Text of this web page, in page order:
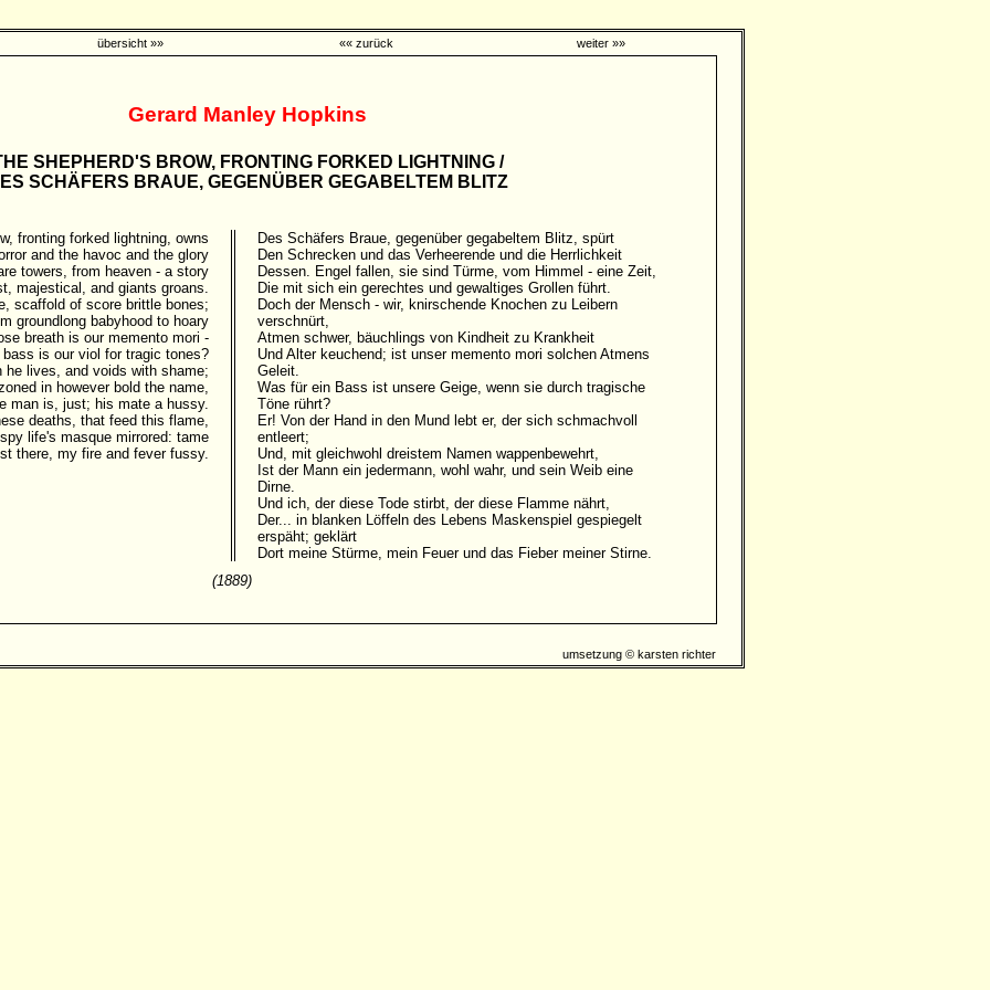
übersicht »» «« zurück weiter »»
Gerard Manley Hopkins
SHEPHERD'S BROW, FRONTING FORKED LIGHTNING /
SCHÄFERS BRAUE, GEGENÜBER GEGABELTEM BLITZ
fronting forked lightning, owns
and the havoc and the glory
towers, from heaven - a story
majestical, and giants groans.
scaffold of score brittle bones;
groundlong babyhood to hoary
breath is our memento mori -
bass is our viol for tragic tones?
he lives, and voids with shame;
in however bold the name,
man is, just; his mate a hussy.
deaths, that feed this flame,
life's masque mirrored: tame
there, my fire and fever fussy.
Des Schäfers Braue, gegenüber gegabeltem Blitz, spürt
Den Schrecken und das Verheerende und die Herrlichkeit
Dessen. Engel fallen, sie sind Türme, vom Himmel - eine Zeit,
Die mit sich ein gerechtes und gewaltiges Grollen führt.
Doch der Mensch - wir, knirschende Knochen zu Leibern
verschnürt,
Atmen schwer, bäuchlings von Kindheit zu Krankheit
Und Alter keuchend; ist unser memento mori solchen Atmens
Geleit.
Was für ein Bass ist unsere Geige, wenn sie durch tragische
Töne rührt?
Er! Von der Hand in den Mund lebt er, der sich schmachvoll
entleert;
Und, mit gleichwohl dreistem Namen wappenbewehrt,
Ist der Mann ein jedermann, wohl wahr, und sein Weib eine
Dirne.
Und ich, der diese Tode stirbt, der diese Flamme nährt,
Der... in blanken Löffeln des Lebens Maskenspiel gespiegelt
erspäht; geklärt
Dort meine Stürme, mein Feuer und das Fieber meiner Stirne.
(1889)
umsetzung © karsten richter